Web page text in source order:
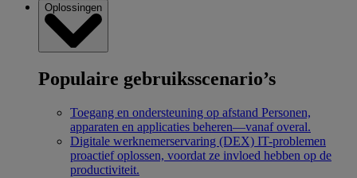
Oplossingen
Populaire gebruiksscenario’s
Toegang en ondersteuning op afstand Personen,
apparaten en applicaties beheren—vanaf overal.
Digitale werknemerservaring (DEX) IT-problemen
proactief oplossen, voordat ze invloed hebben op de
productiviteit.